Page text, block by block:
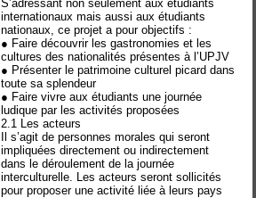
S’adressant non seulement aux étudiants
internationaux mais aussi aux étudiants
nationaux, ce projet a pour objectifs :
● Faire découvrir les gastronomies et les
cultures des nationalités présentes à l’UPJV
● Présenter le patrimoine culturel picard dans
toute sa splendeur
● Faire vivre aux étudiants une journée
ludique par les activités proposées
2.1 Les acteurs
Il s’agit de personnes morales qui seront
impliquées directement ou indirectement
dans le déroulement de la journée
interculturelle. Les acteurs seront sollicités
pour proposer une activité liée à leurs pays